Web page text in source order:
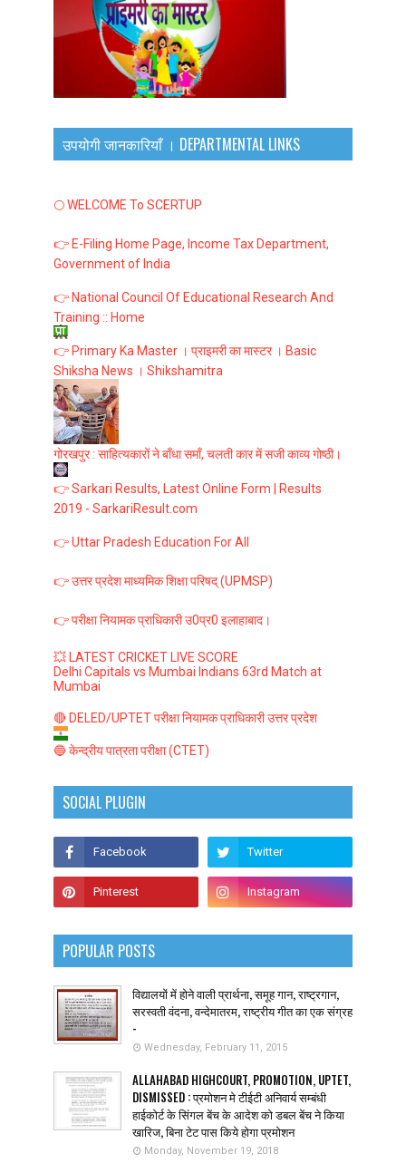
उपयोगी जानकारियाँ । DEPARTMENTAL LINKS
🌕 WELCOME To SCERTUP
👉 E-Filing Home Page, Income Tax Department,
Government of India
👉 National Council Of Educational Research And
Training :: Home
👉 Primary Ka Master । प्राइमरी का मास्टर । Basic
Shiksha News । Shikshamitra
गोरखपुर : साहित्यकारों ने बाँधा समाँ, चलती कार में सजी काव्य गोष्ठी।
👉 Sarkari Results, Latest Online Form | Results
2019 - SarkariResult.com
👉 Uttar Pradesh Education For All
👉 उत्तर प्रदेश माध्यमिक शिक्षा परिषद् (UPMSP)
👉 परीक्षा नियामक प्राधिकारी उ0प्र0 इलाहाबाद।
💥 LATEST CRICKET LIVE SCORE
Delhi Capitals vs Mumbai Indians 63rd Match at
Mumbai
🔴 DELED/UPTET परीक्षा नियामक प्राधिकारी उत्तर प्रदेश
🔵 केन्द्रीय पात्रता परीक्षा (CTET)
SOCIAL PLUGIN
POPULAR POSTS
विद्यालयों में होने वाली प्रार्थना, समूह गान, राष्ट्रगान,
सरस्वती वंदना, वन्देमातरम, राष्ट्रीय गीत का एक संग्रह
-
Wednesday, February 11, 2015
ALLAHABAD HIGHCOURT, PROMOTION, UPTET,
DISMISSED : प्रमोशन मे टीईटी अनिवार्य सम्बंधी
हाईकोर्ट के सिंगल बेंच के आदेश को डबल बेंच ने किया
खारिज, बिना टेट पास किये होगा प्रमोशन
Monday, November 19, 2018